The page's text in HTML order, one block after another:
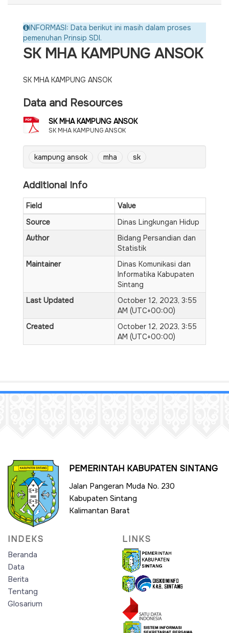
INFORMASI: Data berikut ini masih dalam proses
pemenuhan Prinsip SDI.
SK MHA KAMPUNG ANSOK
SK MHA KAMPUNG ANSOK
Data and Resources
SK MHA KAMPUNG ANSOK
SK MHA KAMPUNG ANSOK
kampung ansok mha sk
Additional Info
Field
Value
Source
Dinas Lingkungan Hidup
Author
Bidang Persandian dan
Statistik
Maintainer
Dinas Komunikasi dan
Informatika Kabupaten
Sintang
Last Updated
October 12, 2023, 3:55
AM (UTC+00:00)
Created
October 12, 2023, 3:55
AM (UTC+00:00)
PEMERINTAH KABUPATEN SINTANG
Jalan Pangeran Muda No. 230
Kabupaten Sintang
Kalimantan Barat
INDEKS
Beranda
Data
Berita
Tentang
Glosarium
LINKS